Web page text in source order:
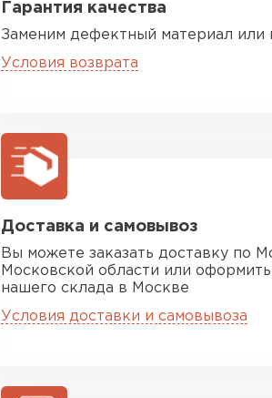
Гарантия качества
Заменим дефектный материал или
Условия возврата
Доставка и самовывоз
Вы можете заказать доставку по
Московской области или
нашего склада в Москве
Условия доставки и самовывоза